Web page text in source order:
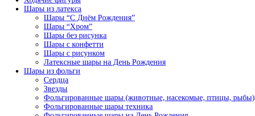
Шары из латекса
Шары “С Днём Рождения”
Шары “Хром”
Шары без рисунка
Шары с конфетти
Шары с рисунком
Латексные шары на День Рождения
Шары из фольги
Сердца
Звезды
Фольгированные шары (животные, насекомые, птицы, рыбы)
Фольгированные шары техника